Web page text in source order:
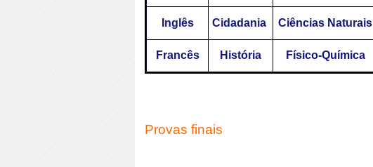
Inglês Cidadania Ciências Naturais
Francês História Físico-Química
Provas finais